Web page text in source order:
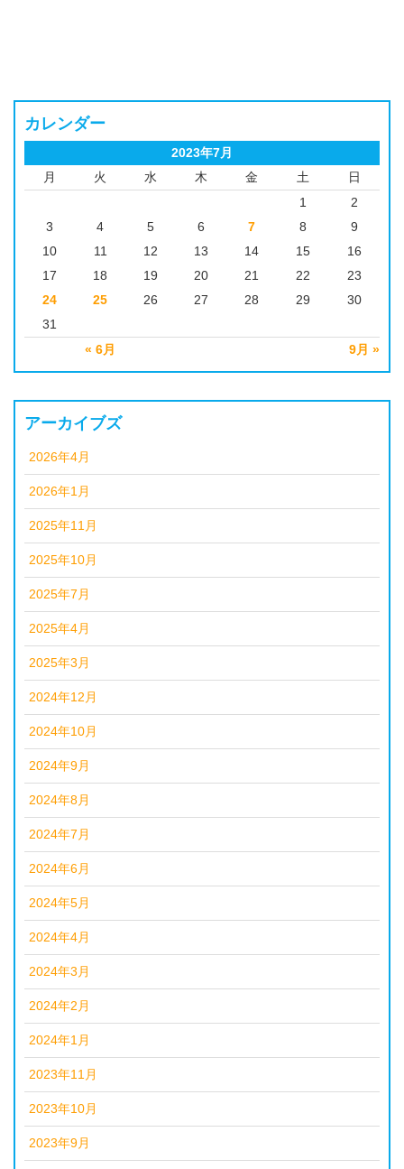
カレンダー
2023年7月
月
火 水 木 金 土 日
« 6月 9月 »
1
2
3
4 5 6 7 8
9
10
11 12 13 14 15
16
17
18 19 20 21 22
23
24
25 26 27 28 29
30
31
アーカイブズ
2026年4月
2026年1月
2025年11月
2025年10月
2025年7月
2025年4月
2025年3月
2024年12月
2024年10月
2024年9月
2024年8月
2024年7月
2024年6月
2024年5月
2024年4月
2024年3月
2024年2月
2024年1月
2023年11月
2023年10月
2023年9月